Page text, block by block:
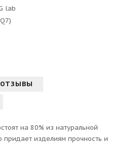
lab
ОТЗЫВЫ
на 80% из натуральной
придает изделиям прочность и